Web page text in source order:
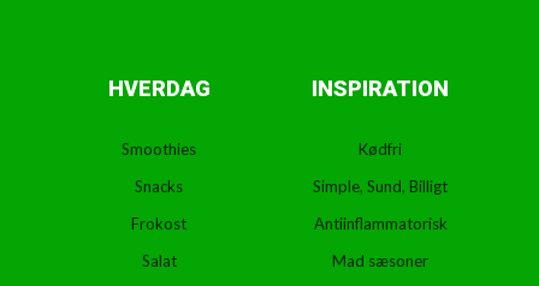
HVERDAG
Smoothies
Snacks
Frokost
Salat
INSPIRATION
Kødfri
Simple, Sund, Billigt
Antiinflammatorisk
Mad sæsoner